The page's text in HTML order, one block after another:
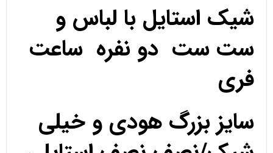
شیک استایل با لباس و
ست ست دو نفره ساعت
فری
سایز بزرگ هودی و خیلی